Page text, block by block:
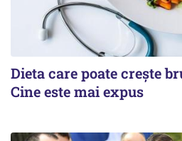
Dieta care poate crește
Cine este mai expus